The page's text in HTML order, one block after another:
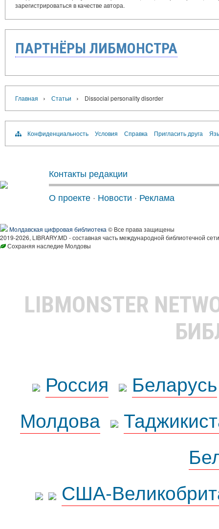
зарегистрироваться в качестве автора.
ПАРТНЁРЫ ЛИБМОНСТРА
Главная › Статьи › Dissocial personality disorder
Конфиденциальность Условия Справка Пригласить друга
Контакты редакции
О проекте · Новости · Реклама
Молдавская цифровая библиотека © Все права защищены
2019-2026, LIBRARY.MD - составная часть международной библиотечной
Сохраняя наследие Молдовы
LIBMONSTER
Россия
Беларусь
Молдова
США-